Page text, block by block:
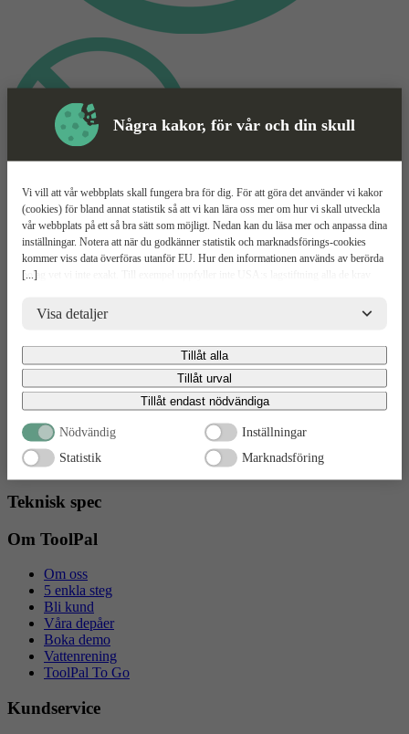
Några kakor, för vår och din skull
[...]
Vi vill att vår webbplats skall fungera bra för dig. För att göra det använder vi kakor
(cookies) för bland annat statistik så att vi kan lära oss mer om hur vi skall utveckla
vår webbplats på ett så bra sätt som möjligt. Nedan kan du läsa mer och anpassa dina
inställningar. Notera att när du godkänner statistik och marknadsförings-cookies
kommer viss data överföras utanför EU. Hur den informationen används av berörda
bolag vet vi inte exakt. Till exempel uppfyller inte USA:s lagstiftning alla de krav
risker för dina personuppgifter. De berörda bolagen måste lämna över uppgifter till
brottsbekämpande myndigheter i USA om de får en sådan begäran. Det kan dock
gällande eventuella personuppgifter som de brottsbekämpande myndigheterna har
fått tillgång till. Genom att godkänna statistik och marknadsförings-cookies nedan
bekräftar du att du samtycker till att data överförs till tredje land.
Visa detaljer
Tillåt alla
Tillåt urval
Tillåt endast nödvändiga
Nödvändig
Inställningar
Statistik
Marknadsföring
Inhyrning Mer information
Inhyrning
inhyrning
Relaterade
Produkter
Mer Information
Inhyrning
Inhyrning
Teknisk spec
Om ToolPal
Om oss
5 enkla steg
Bli kund
Våra depåer
Boka demo
Vattenrening
ToolPal To Go
Kundservice